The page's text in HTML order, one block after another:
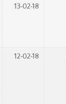
13-02-18
12-02-18